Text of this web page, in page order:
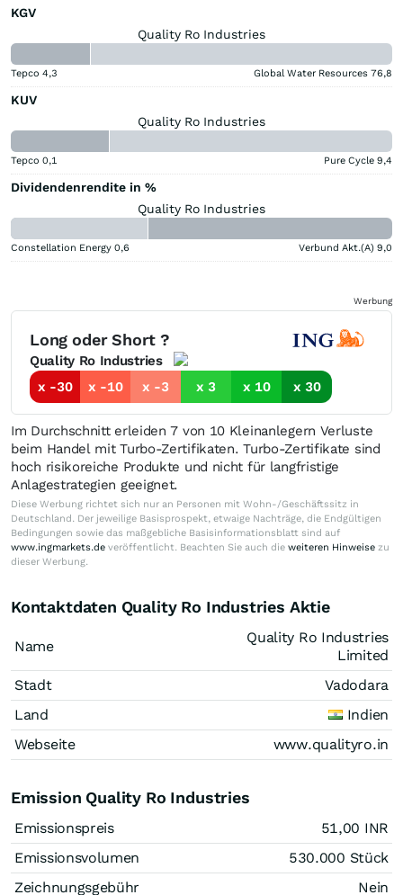
KGV
Quality Ro Industries
Tepco 4,3 Global Water Resources 76,8
KUV
Quality Ro Industries
Tepco 0,1 Pure Cycle 9,4
Dividendenrendite in %
Quality Ro Industries
Constellation Energy 0,6 Verbund Akt.(A) 9,0
Werbung
Long oder Short ?
Quality Ro Industries
x -30
x -10 x -3 x 3 x 10 x 30
Im Durchschnitt erleiden 7 von 10 Kleinanlegern Verluste
beim Handel mit Turbo-Zertifikaten. Turbo-Zertifikate sind
hoch risikoreiche Produkte und nicht für langfristige
Anlagestrategien geeignet.
Diese Werbung richtet sich nur an Personen mit Wohn-/Geschäftssitz in
Deutschland. Der jeweilige Basisprospekt, etwaige Nachträge, die Endgültigen
Bedingungen sowie das maßgebliche Basisinformationsblatt sind auf
www.ingmarkets.de veröffentlicht. Beachten Sie auch die weiteren Hinweise zu
dieser Werbung.
Kontaktdaten Quality Ro Industries Aktie
Name
Quality Ro Industries
Limited
Stadt
Vadodara
Land
Indien
Webseite
www.qualityro.in
Emission Quality Ro Industries
Emissionspreis 51,00 INR
Emissionsvolumen
530.000 Stück
Zeichnungsgebühr
Nein